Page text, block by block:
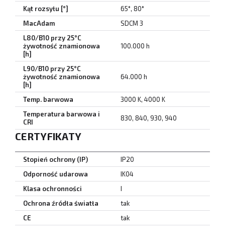
Kąt rozsyłu [°]
65°, 80°
MacAdam
SDCM 3
L80/B10 przy 25°C
żywotność znamionowa
[h]
100.000 h
L90/B10 przy 25°C
żywotność znamionowa
[h]
64.000 h
Temp. barwowa
3000 K, 4000 K
Temperatura barwowa i
CRI
830, 840, 930, 940
CERTYFIKATY
Stopień ochrony (IP)
IP20
Odporność udarowa
IK04
Klasa ochronności
I
Ochrona źródła światła
tak
CE
tak